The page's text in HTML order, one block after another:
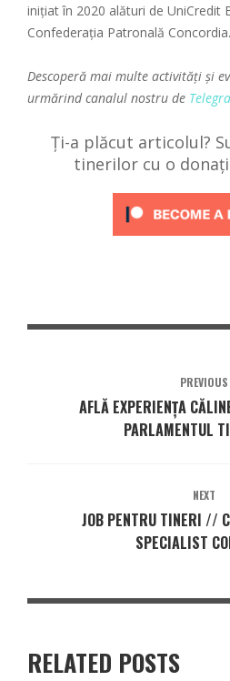
inițiat în 2020 alături de UniCredit
Confederația Patronală Concordia.
Descoperă mai multe activități și
urmărind canalul nostru de
Ți-a plăcut articolul?
tinerilor cu o
PREVIOUS
AFLĂ EXPERIENȚA
PARLAMENTUL
NEXT
JOB PENTRU TINERI //
SPECIALIST
RELATED POSTS